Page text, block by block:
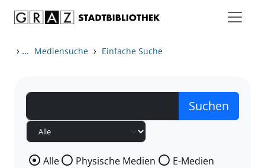
› ... Mediensuche › Einfache Suche
Wählen Sie die Medienart nach der Sie suchen wollen.
Alle Physische Medien
E-Medien